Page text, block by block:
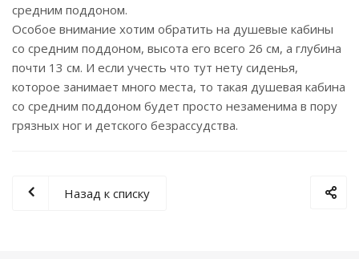
средним поддоном.
Особое внимание хотим обратить на душевые кабины
со средним поддоном, высота его всего 26 см, а глубина
почти 13 см. И если учесть что тут нету сиденья,
которое занимает много места, то такая душевая кабина
со средним поддоном будет просто незаменима в пору
грязных ног и детского безрассудства.
Назад к списку